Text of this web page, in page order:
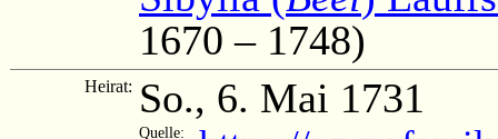
1670 – 1748)
Heirat: So., 6. Mai 1731
Quelle: